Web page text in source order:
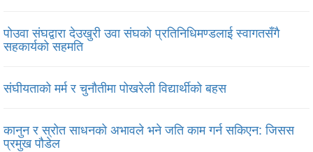
पोउवा संघद्वारा देउखुरी उवा संघको प्रतिनिधिमण्डलाई स्वागतसँगै
सहकार्यको सहमति
संघीयताको मर्म र चुनौतीमा पोखरेली विद्यार्थीको बहस
कानुन र स्रोत साधनको अभावले भने जति काम गर्न सकिएन: जिसस
प्रमुख पौडेल